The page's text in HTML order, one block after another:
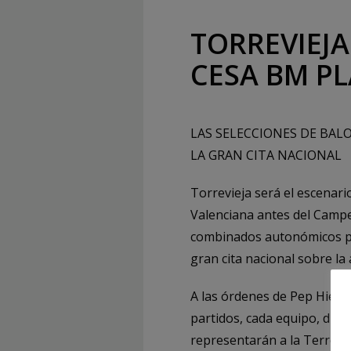
CESA BM
LAS SELECCIONES DE
LA GRAN CITA NACIONAL
Torrevieja será el
Valenciana antes del
combinados autonómicos
gran cita nacional sobre la
A las órdenes de Pep
partidos, cada equipo,
representarán a la Terreta